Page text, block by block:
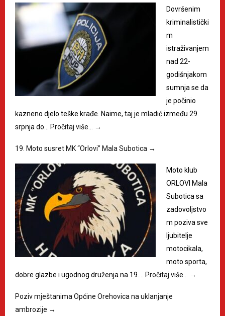
Dovršenim
kriminalistički
m
istraživanjem
nad 22-
godišnjakom
sumnja se da
je počinio
kazneno djelo teške krađe. Naime, taj je mladić između 29.
srpnja do…
Pročitaj više… →
19. Moto susret MK “Orlovi” Mala Subotica →
Moto klub
ORLOVI Mala
Subotica sa
zadovoljstvo
m poziva sve
ljubitelje
motocikala,
moto sporta,
dobre glazbe i ugodnog druženja na 19.…
Pročitaj više… →
Poziv mještanima Općine Orehovica na uklanjanje
ambrozije →